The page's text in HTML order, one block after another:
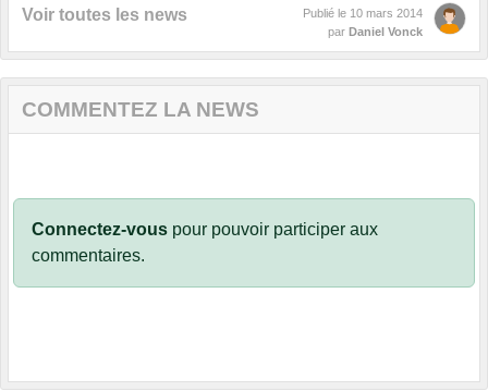
Voir toutes les news Publié le 10 mars 2014
par Daniel Vonck
COMMENTEZ LA NEWS
Connectez-vous pour pouvoir participer aux
commentaires.